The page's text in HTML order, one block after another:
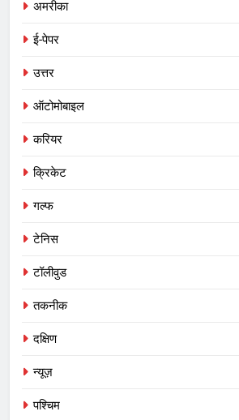
अमरीका
ई-पेपर
उत्तर
ऑटोमोबाइल
करियर
क्रिकेट
गल्फ
टेनिस
टॉलीवुड
तकनीक
दक्षिण
न्यूज़
पश्चिम